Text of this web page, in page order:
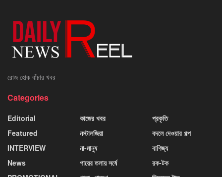
রোজ হোক বাঁচার খবর
Categories
Editorial
Featured
INTERVIEW
News
কাজের খবর
নস্টালজিয়া
না-মানুষ
পায়ের তলায় সর্ষে
প্রকৃতি
বদলে দেওয়ার গল্প
বাণিজ্য
রক-টক